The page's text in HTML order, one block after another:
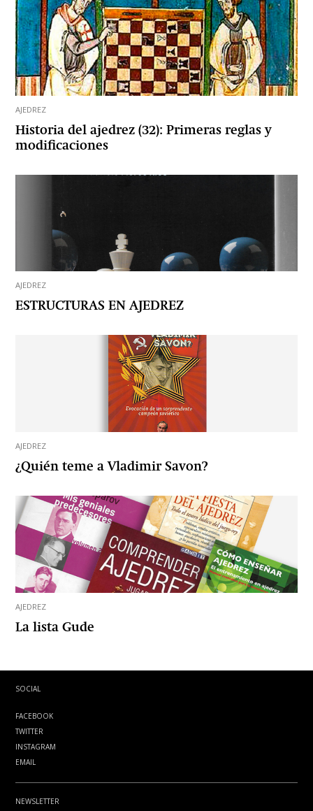
AJEDREZ
Historia del ajedrez (32): Primeras reglas y
modificaciones
AJEDREZ
ESTRUCTURAS EN AJEDREZ
AJEDREZ
¿Quién teme a Vladimir Savon?
AJEDREZ
La lista Gude
SOCIAL
FACEBOOK
TWITTER
INSTAGRAM
EMAIL
NEWSLETTER